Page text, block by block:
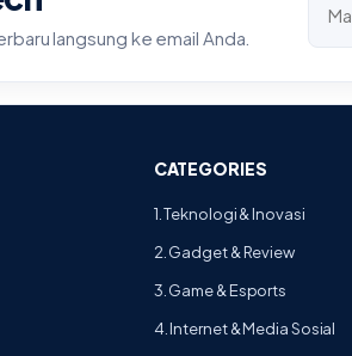
langsung ke email Anda.
CATEGORIES
1. Teknologi & Inovasi
2. Gadget & Review
3. Game & Esports
4. Internet & Media Sosial